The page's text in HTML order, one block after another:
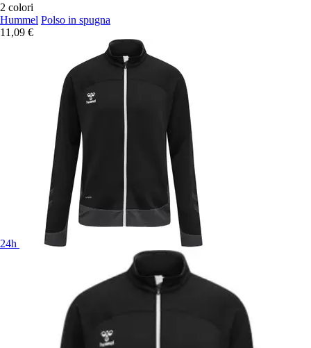
2 colori
Hummel Polso in spugna
11,09 €
24h